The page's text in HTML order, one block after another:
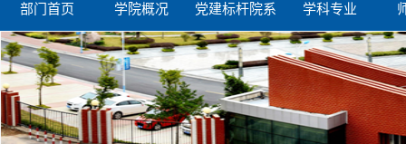
部门首页 学院概况 党建标杆院系 学科专业